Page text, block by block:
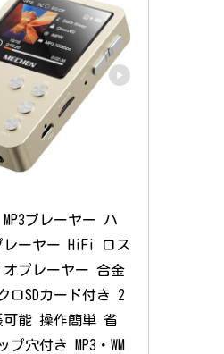
MP3プレーヤー ハ
レーヤー HiFi ロス
オプレーヤー 合金
ロSDカード付き 2
可能 操作簡単 省
穴付き MP3・WM